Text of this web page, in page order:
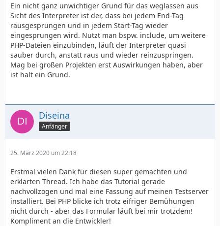
Ein nicht ganz unwichtiger Grund für das weglassen aus
Sicht des Interpreter ist der, dass bei jedem End-Tag
rausgesprungen und in jedem Start-Tag wieder
eingesprungen wird. Nutzt man bspw. include, um weitere
PHP-Dateien einzubinden, läuft der Interpreter quasi
sauber durch, anstatt raus und wieder reinzuspringen.
Mag bei großen Projekten erst Auswirkungen haben, aber
ist halt ein Grund.
Diseina
Anfänger
25. März 2020 um 22:18
Erstmal vielen Dank für diesen super gemachten und
erklärten Thread. Ich habe das Tutorial gerade
nachvollzogen und mal eine Fassung auf meinen Testserver
installiert. Bei PHP blicke ich trotz eifriger Bemühungen
nicht durch - aber das Formular läuft bei mir trotzdem!
Kompliment an die Entwickler!